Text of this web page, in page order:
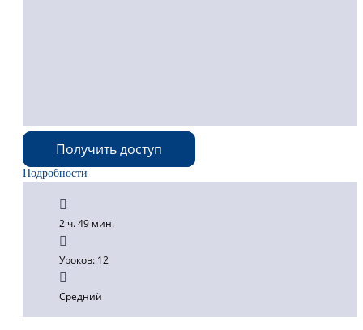
2 ч. 49 мин.
Уроков: 12
Средний
Получить доступ
Подробности